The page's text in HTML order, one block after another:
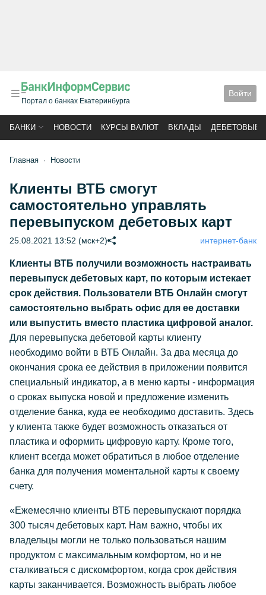
Портал о банках Екатеринбурга
Войти
БАНКИ НОВОСТИ КУРСЫ ВАЛЮТ ВКЛАДЫ ДЕБЕТОВЫЕ
Главная Новости
Клиенты ВТБ смогут
самостоятельно управлять
перевыпуском дебетовых карт
25.08.2021 13:52 (мск+2) интернет-банк
Клиенты ВТБ получили возможность настраивать
перевыпуск дебетовых карт, по которым истекает
срок действия. Пользователи ВТБ Онлайн смогут
самостоятельно выбрать офис для ее доставки
или выпустить вместо пластика цифровой аналог.
Для перевыпуска дебетовой карты клиенту
необходимо войти в ВТБ Онлайн. За два месяца до
окончания срока ее действия в приложении появится
специальный индикатор, а в меню карты - информация
о сроках выпуска новой и предложение изменить
отделение банка, куда ее необходимо доставить. Здесь
у клиента также будет возможность отказаться от
пластика и оформить цифровую карту. Кроме того,
клиент всегда может обратиться в любое отделение
банка для получения моментальной карты к своему
счету.
«Ежемесячно клиенты ВТБ перевыпускают порядка
300 тысяч дебетовых карт. Нам важно, чтобы их
владельцы могли не только пользоваться нашим
продуктом с максимальным комфортом, но и не
сталкиваться с дискомфортом, когда срок действия
карты заканчивается. Возможность выбрать любое